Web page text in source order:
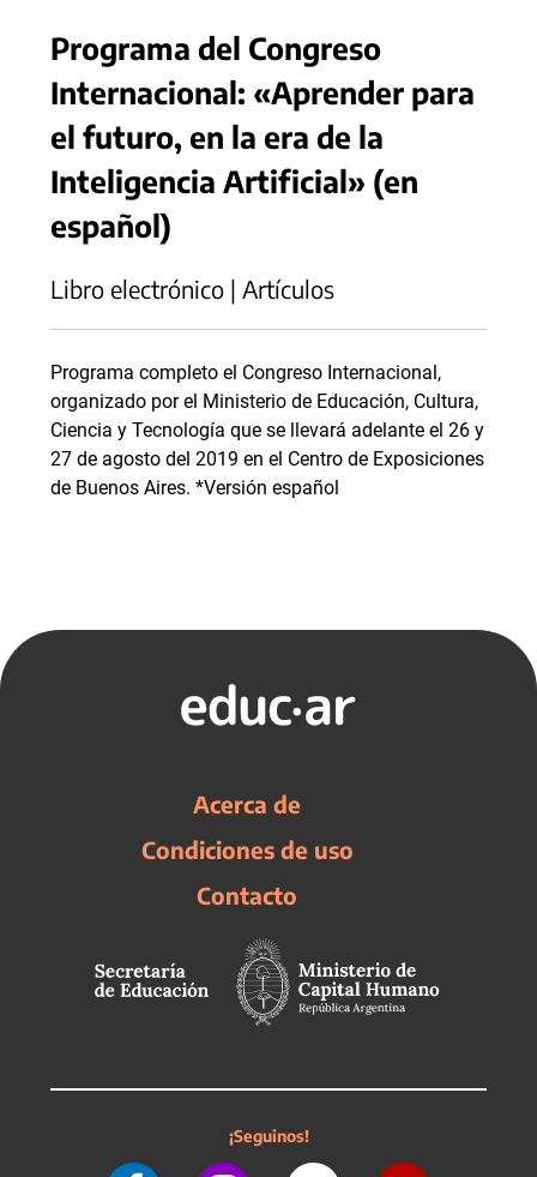
Programa del Congreso
Internacional: «Aprender para
el futuro, en la era de la
Inteligencia Artificial» (en
español)
Libro electrónico | Artículos
Programa completo el Congreso Internacional,
organizado por el Ministerio de Educación, Cultura,
Ciencia y Tecnología que se llevará adelante el 26 y
27 de agosto del 2019 en el Centro de Exposiciones
de Buenos Aires. *Versión español
Acerca de
Condiciones de uso
Contacto
¡Seguinos!